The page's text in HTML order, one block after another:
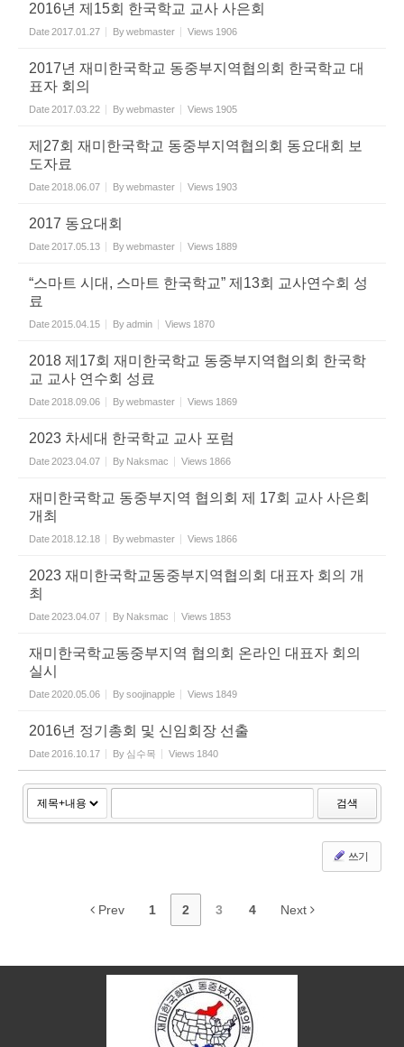
2016년 제15회 한국학교 교사 사은회
Date2017.01.27 Bywebmaster Views 1906
2017년 재미한국학교 동중부지역협의회 한국학교 대
표자 회의
Date2017.03.22 Bywebmaster Views 1905
제27회 재미한국학교 동중부지역협의회 동요대회 보
도자료
Date2018.06.07 Bywebmaster Views 1903
2017 동요대회
Date2017.05.13 Bywebmaster Views 1889
“스마트 시대, 스마트 한국학교” 제13회 교사연수회 성
료
Date2015.04.15 Byadmin Views 1870
2018 제17회 재미한국학교 동중부지역협의회 한국학
교 교사 연수회 성료
Date2018.09.06 Bywebmaster Views 1869
2023 차세대 한국학교 교사 포럼
Date2023.04.07 By Naksmac Views 1866
재미한국학교 동중부지역 협의회 제 17회 교사 사은회
개최
Date2018.12.18 Bywebmaster Views 1866
2023 재미한국학교동중부지역협의회 대표자 회의 개
최
Date2023.04.07 By Naksmac Views 1853
재미한국학교동중부지역 협의회 온라인 대표자 회의
실시
Date2020.05.06 Bysoojinapple Views 1849
2016년 정기총회 및 신임회장 선출
Date2016.10.17 By 심수목 Views 1840
검색
쓰기
Prev 1 2 3 4 Next